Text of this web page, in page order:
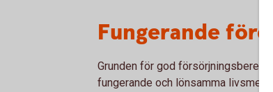
Fungerande
Grunden för god
fungerande och lönsamma